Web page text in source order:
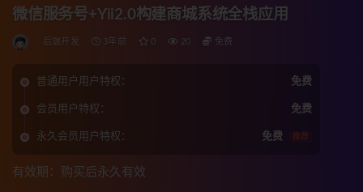
微信服务号+Yii2.0构建商城系统全栈应用
后端开发 3年前 0 20 免费
普通用户用户特权： 免费
会员用户特权： 免费
永久会员用户特权： 免费 推荐
有效期：购买后永久有效